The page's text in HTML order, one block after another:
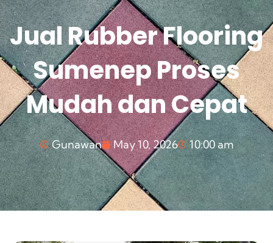
Jual Rubber Flooring
Sumenep Proses
Mudah dan Cepat
Gunawan May 10, 2026 10:00 am